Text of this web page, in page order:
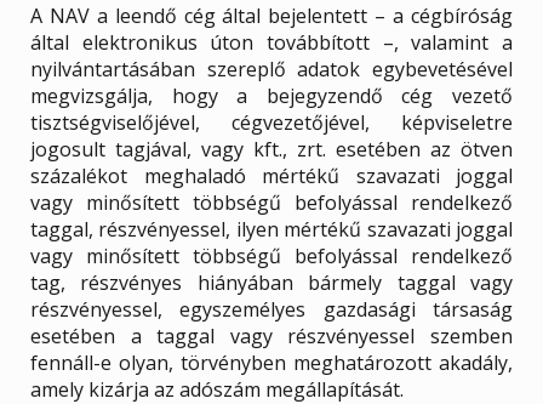
A NAV a leendő cég által bejelentett – a cégbíróság
által elektronikus úton továbbított –, valamint a
nyilvántartásában szereplő adatok egybevetésével
megvizsgálja, hogy a bejegyzendő cég vezető
tisztségviselőjével, cégvezetőjével, képviseletre
jogosult tagjával, vagy kft., zrt. esetében az ötven
százalékot meghaladó mértékű szavazati joggal
vagy minősített többségű befolyással rendelkező
taggal, részvényessel, ilyen mértékű szavazati joggal
vagy minősített többségű befolyással rendelkező
tag, részvényes hiányában bármely taggal vagy
részvényessel, egyszemélyes gazdasági társaság
esetében a taggal vagy részvényessel szemben
fennáll-e olyan, törvényben meghatározott akadály,
amely kizárja az adószám megállapítását.